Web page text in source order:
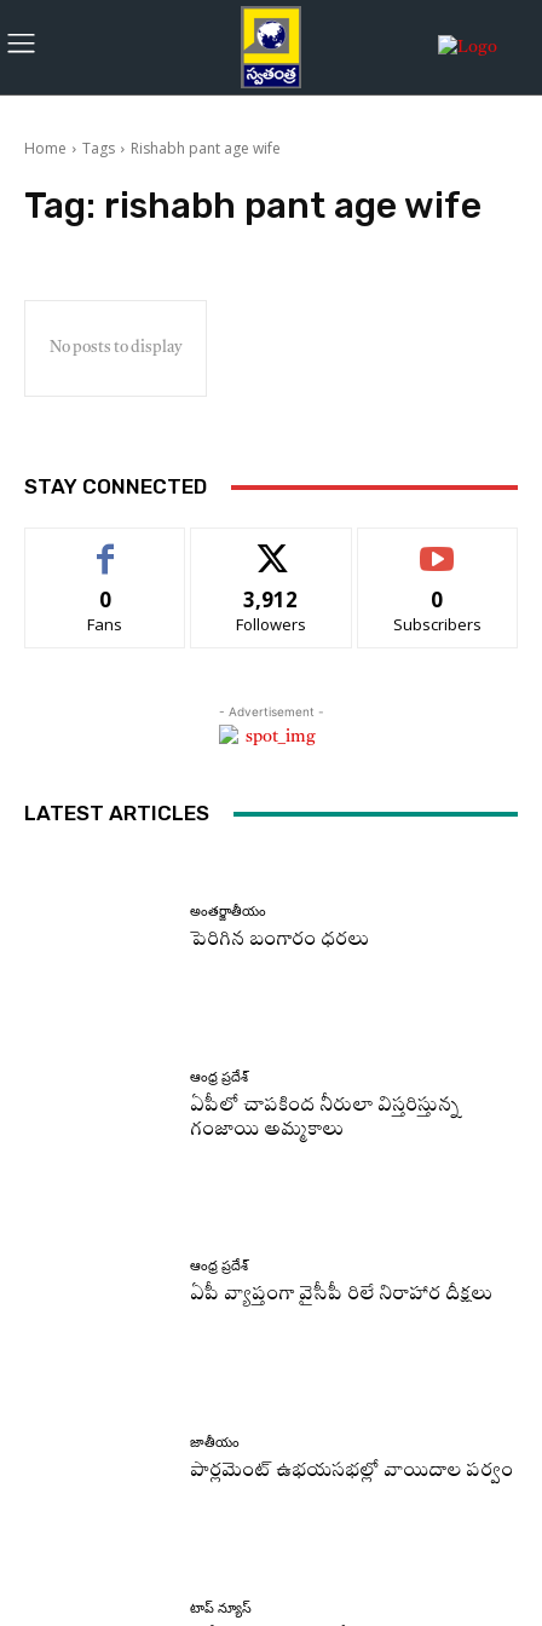
Home Tags Rishabh pant age wife
Tag: rishabh pant age wife
No posts to display
STAY CONNECTED
0
Fans
3,912
Followers
0
Subscribers
- Advertisement -
LATEST ARTICLES
అంతర్జాతీయం
పెరిగిన బంగారం ధరలు
ఆంధ్ర ప్రదేశ్
ఏపీలో చాపకింద నీరులా విస్తరిస్తున్న
గంజాయి అమ్మకాలు
ఆంధ్ర ప్రదేశ్
ఏపీ వ్యాప్తంగా వైసీపీ రిలే నిరాహార దీక్షలు
జాతీయం
పార్లమెంట్ ఉభయసభల్లో వాయిదాల పర్వం
టాప్ న్యూస్